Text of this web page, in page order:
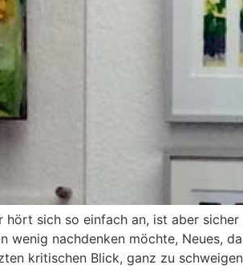
hört sich so einfach an, ist aber
wenig nachdenken möchte, Neues,
kritischen Blick, ganz zu